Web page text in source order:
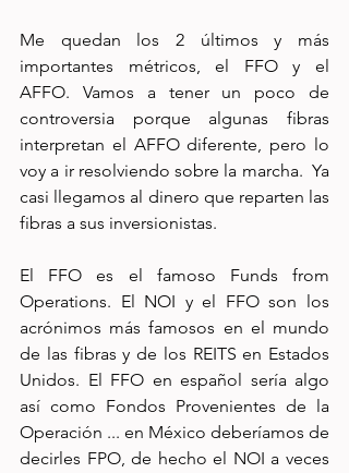
Me quedan los 2 últimos y más
importantes métricos, el FFO y el
AFFO. Vamos a tener un poco de
controversia porque algunas fibras
interpretan el AFFO diferente, pero lo
voy a ir resolviendo sobre la marcha.  Ya
casi llegamos al dinero que reparten las
fibras a sus inversionistas.
El FFO es el famoso Funds from
Operations. El NOI y el FFO son los
acrónimos más famosos en el mundo
de las fibras y de los REITS en Estados
Unidos. El FFO en español sería algo
así como Fondos Provenientes de la
Operación ... en México deberíamos de
decirles FPO, de hecho el NOI a veces